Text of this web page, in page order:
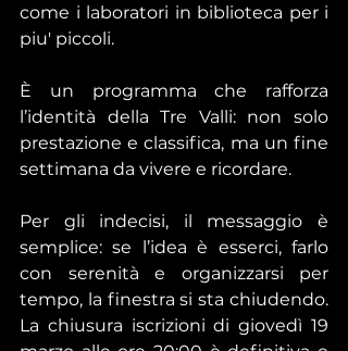
come i laboratori in biblioteca per i
piu' piccoli.
È un programma che rafforza
l’identità della Tre Valli: non solo
prestazione e classifica, ma un fine
settimana da vivere e ricordare.
Per gli indecisi, il messaggio è
semplice: se l’idea è esserci, farlo
con serenità e organizzarsi per
tempo, la finestra si sta chiudendo.
La chiusura iscrizioni di giovedì 19